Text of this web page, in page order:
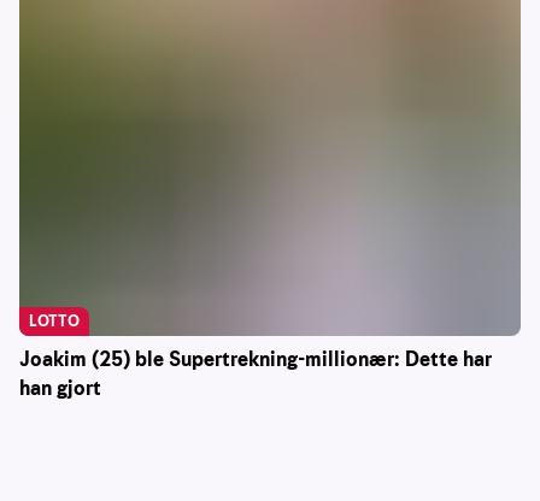
Joakim (25) ble Supertrekning-millionær: Dette har
han gjort
LOTTO